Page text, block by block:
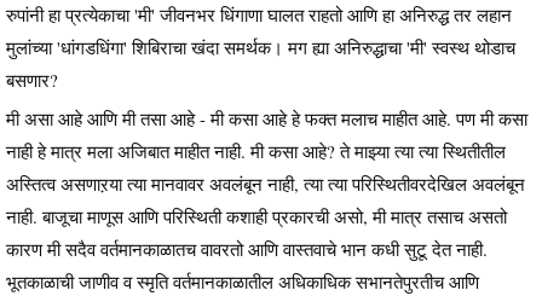
रुपांनी हा प्रत्येकाचा 'मी' जीवनभर धिंगाणा घालत राहतो आणि हा अनिरुद्ध तर लहान
मुलांच्या 'धांगडधिंगा' शिबिराचा खंदा समर्थक। मग ह्या अनिरुद्धाचा 'मी' स्वस्थ थोडाच
बसणार?
मी असा आहे आणि मी तसा आहे - मी कसा आहे हे फक्त मलाच माहीत आहे. पण मी कसा
नाही हे मात्र मला अजिबात माहीत नाही. मी कसा आहे? ते माझ्या त्या त्या स्थितीतील
अस्तित्व असणाऱया त्या मानवावर अवलंबून नाही, त्या त्या परिस्थितीवरदेखिल अवलंबून
नाही. बाजूचा माणूस आणि परिस्थिती कशाही प्रकारची असो, मी मात्र तसाच असतो
कारण मी सदैव वर्तमानकाळातच वावरतो आणि वास्तवाचे भान कधी सुटू देत नाही.
भूतकाळाची जाणीव व स्मृति वर्तमानकाळातील अधिकाधिक सभानतेपुरतीच आणि